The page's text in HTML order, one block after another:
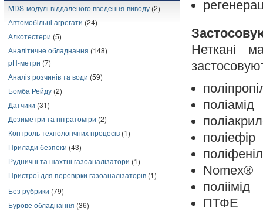
MDS-модулі віддаленого введення-виводу (2)
Автомобільні агрегати (24)
Алкотестери (5)
Аналітичне обладнання (148)
pH-метри (7)
Аналіз розчинів та води (59)
Бомба Рейду (2)
Датчики (31)
Дозиметри та нітратоміри (2)
Контроль технологічних процесів (1)
Прилади безпеки (43)
Рудничні та шахтні газоаналізатори (1)
Пристрої для перевірки газоаналізаторів (1)
Без рубрики (79)
Бурове обладнання (36)
Неткані
поліамід
поліефір
Nomex®
поліімід
ПТФЕ